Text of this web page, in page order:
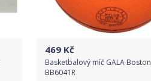
469 Kč
Basketbalový míč GALA Boston
BB6041R